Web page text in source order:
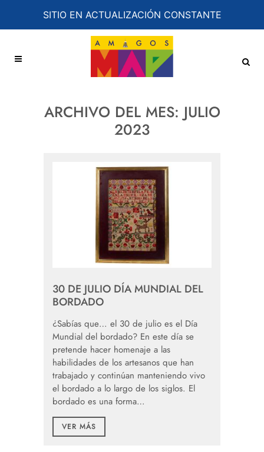
SITIO EN ACTUALIZACIÓN CONSTANTE
ARCHIVO DEL MES: JULIO
2023
30 DE JULIO DÍA MUNDIAL DEL
BORDADO
¿Sabías que… el 30 de julio es el Día
Mundial del bordado? En este día se
pretende hacer homenaje a las
habilidades de los artesanos que han
trabajado y continúan manteniendo vivo
el bordado a lo largo de los siglos. El
bordado es una forma…
VER MÁS